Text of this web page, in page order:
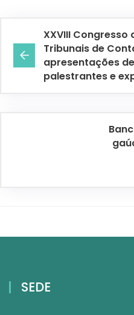
XXVIII Congresso
Tribunais de
apresentações de
palestrantes e
SEDE